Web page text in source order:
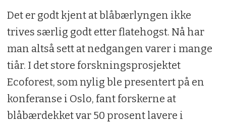
Det er godt kjent at blåbærlyngen ikke
trives særlig godt etter flatehogst. Nå har
man altså sett at nedgangen varer i mange
tiår. I det store forskningsprosjektet
Ecoforest, som nylig ble presentert på en
konferanse i Oslo, fant forskerne at
blåbærdekket var 50 prosent lavere i